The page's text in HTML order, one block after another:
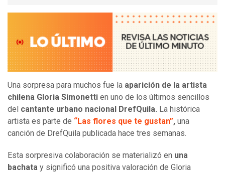
Una sorpresa para muchos fue la aparición de la artista
chilena Gloria Simonetti en uno de los últimos sencillos
del cantante urbano nacional DrefQuila. La histórica
artista es parte de “Las flores que te gustan”, una
canción de DrefQuila publicada hace tres semanas.
Esta sorpresiva colaboración se materializó en una
bachata y significó una positiva valoración de Gloria